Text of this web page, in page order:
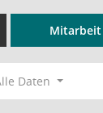
Mitarbeit
Daten